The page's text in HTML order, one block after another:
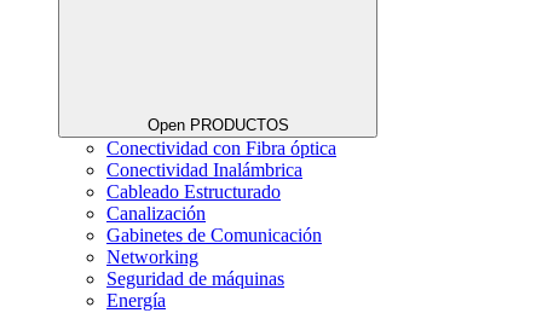
Open PRODUCTOS
Conectividad con Fibra óptica
Conectividad Inalámbrica
Cableado Estructurado
Canalización
Gabinetes de Comunicación
Networking
Seguridad de máquinas
Energía